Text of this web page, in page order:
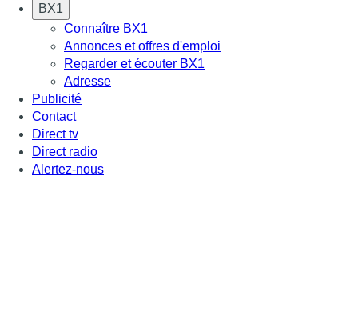
BX1
Connaître BX1
Annonces et offres d'emploi
Regarder et écouter BX1
Adresse
Publicité
Contact
Direct tv
Direct radio
Alertez-nous